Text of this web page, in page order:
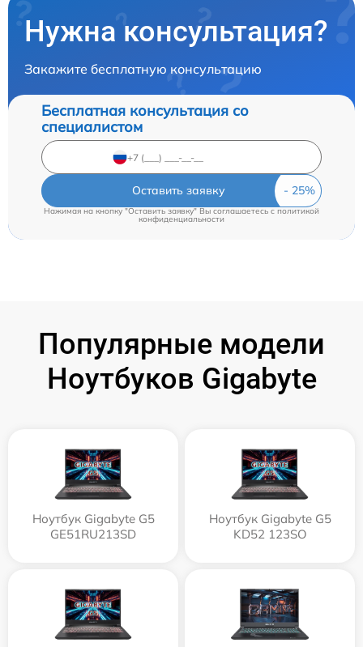
Нужна консультация?
Закажите бесплатную консультацию
Бесплатная консультация со
специалистом
Оставить заявку
Нажимая на кнопку "Оставить заявку" Вы соглашаетесь c политикой
конфиденциальности
Популярные модели
Ноутбуков Gigabyte
Ноутбук Gigabyte G5
GE51RU213SD
Ноутбук Gigabyte G5
KD52 123SO